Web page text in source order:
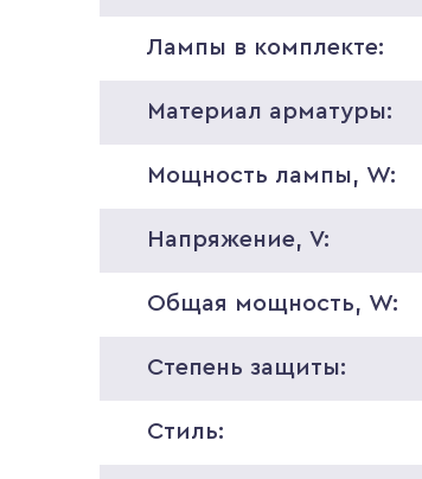
Лампы в комплекте:
Материал арматуры:
Мощность лампы, W:
Напряжение, V:
Общая мощность, W:
Степень защиты:
Стиль: